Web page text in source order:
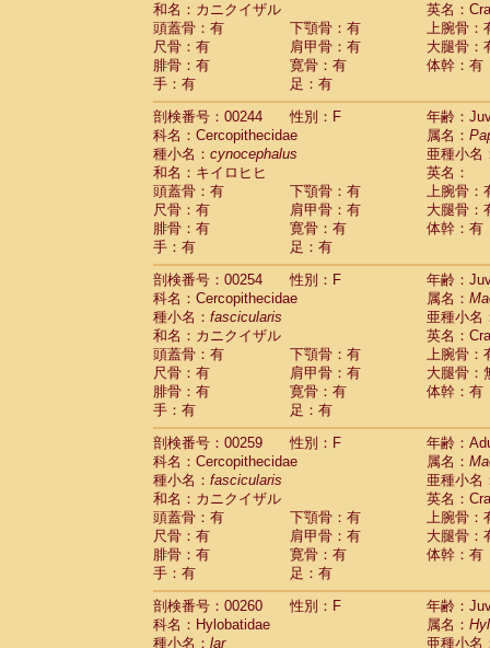
和名：カニクイザル
英名：
頭蓋骨：有
下顎骨：有
上腕骨：
尺骨：有
肩甲骨：有
大腿骨：
腓骨：有
寛骨：有
体幹：有
手：有
足：有
剖検番号：00244
性別：F
年齢：
科名：Cercopithecidae
属名：
種小名： cynocephalus
亜種小名
和名：キイロヒヒ
英名：
頭蓋骨：有
下顎骨：有
上腕骨：
尺骨：有
肩甲骨：有
大腿骨：
腓骨：有
寛骨：有
体幹：有
手：有
足：有
剖検番号：00254
性別：F
年齢：
科名：Cercopithecidae
属名：
種小名： fascicularis
亜種小名
和名：カニクイザル
英名：
頭蓋骨：有
下顎骨：有
上腕骨：
尺骨：有
肩甲骨：有
大腿骨：
腓骨：有
寛骨：有
体幹：有
手：有
足：有
剖検番号：00259
性別：F
年齢：
科名：Cercopithecidae
属名：
種小名： fascicularis
亜種小名
和名：カニクイザル
英名：
頭蓋骨：有
下顎骨：有
上腕骨：
尺骨：有
肩甲骨：有
大腿骨：
腓骨：有
寛骨：有
体幹：有
手：有
足：有
剖検番号：00260
性別：F
年齢：
科名：Hylobatidae
属名：
種小名： lar 亜種小名